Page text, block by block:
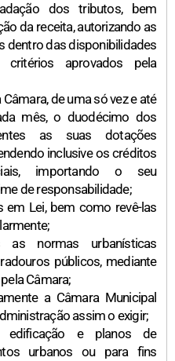
dos tributos, bem
da receita, autorizando as
dentro das disponibilidades
aprovados pela
de uma só vez e até
mês, o duodécimo dos
as suas dotações
inclusive os créditos
importando o seu
de responsabilidade;
em Lei, bem como revê-las
as normas urbanísticas
públicos, mediante
Câmara;
a Câmara Municipal
assim o exigir;
edificação e planos de
urbanos ou para fins